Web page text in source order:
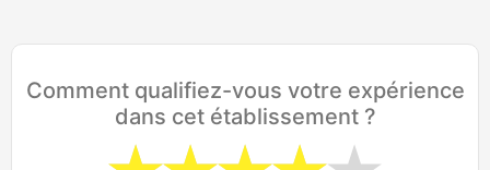
Comment qualifiez-vous votre expérience
dans cet établissement ?